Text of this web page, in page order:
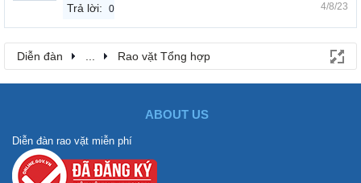
Trả lời: 0 4/8/23
Diễn đàn ... Rao vặt Tổng hợp
ABOUT US
Diễn đàn rao vặt miễn phí